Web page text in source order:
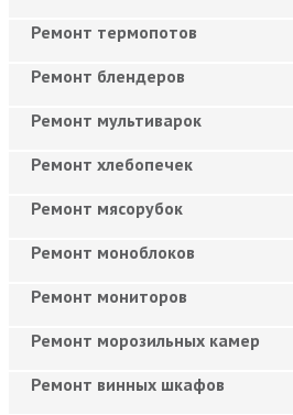
Ремонт термопотов
Ремонт блендеров
Ремонт мультиварок
Ремонт хлебопечек
Ремонт мясорубок
Ремонт моноблоков
Ремонт мониторов
Ремонт морозильных камер
Ремонт винных шкафов